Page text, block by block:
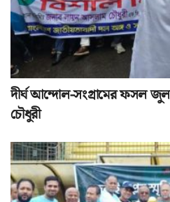
দীর্ঘ আন্দোল-সংগ্রামের ফসল
চৌধুরী